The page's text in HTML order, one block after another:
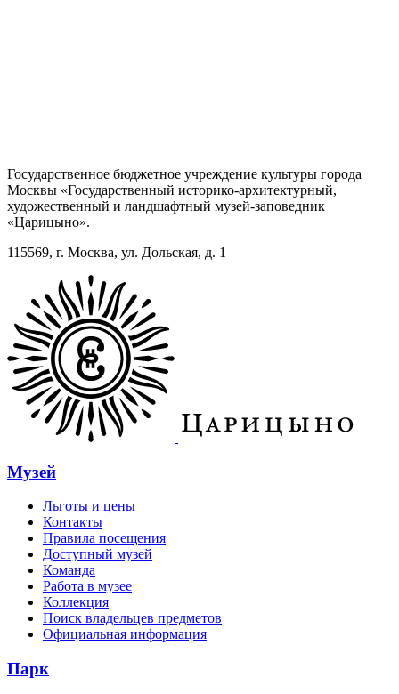
Государственное бюджетное учреждение культуры города
Москвы «Государственный историко-архитектурный,
художественный и ландшафтный музей-заповедник
«Царицыно».
115569, г. Москва, ул. Дольская, д. 1
Музей
Льготы и цены
Контакты
Правила посещения
Доступный музей
Команда
Работа в музее
Коллекция
Поиск владельцев предметов
Официальная информация
Парк